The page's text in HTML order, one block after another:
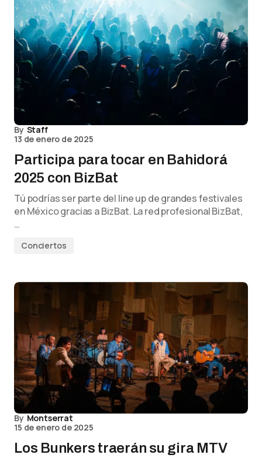
By Staff
13 de enero de 2025
Participa para tocar en Bahidorá
2025 con BizBat
Tú podrías ser parte del line up de grandes festivales
en México gracias a BizBat. La red profesional BizBat,
…
Conciertos
By Montserrat
15 de enero de 2025
Los Bunkers traerán su gira MTV